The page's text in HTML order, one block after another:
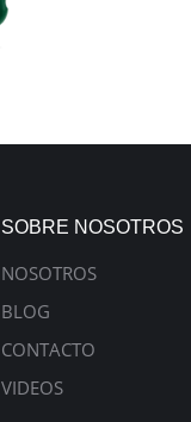
SOBRE NOSOTROS
NOSOTROS
BLOG
CONTACTO
VIDEOS